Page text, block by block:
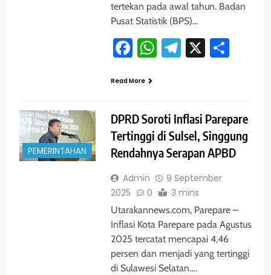
tertekan pada awal tahun. Badan
Pusat Statistik (BPS)…
Facebook
WhatsApp
Telegram
X
Read More
PEMERINTAHAN
DPRD Soroti Inflasi Parepare
Tertinggi di Sulsel, Singgung
Rendahnya Serapan APBD
Admin
9 September
2025
0 3 mins
Utarakannews.com, Parepare –
Inflasi Kota Parepare pada Agustus
2025 tercatat mencapai 4,46
persen dan menjadi yang tertinggi
di Sulawesi Selatan….